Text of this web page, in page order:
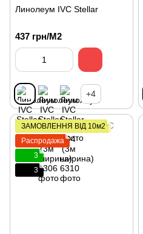
Линолеум IVC Stellar
437 грн/М2
+4
ЗАМОВЛЕННЯ ВІД 10м2
Распродажа
3
3